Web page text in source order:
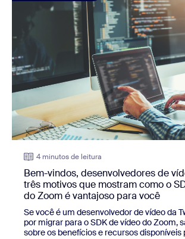
4 minutos de leitura
Bem-vindos, desenvolvedores de
três motivos que mostram como o
do Zoom é vantajoso para você
Se você é um desenvolvedor de vídeo da
por migrar para o SDK de vídeo do Zoom,
sobre os benefícios e recursos disponíveis